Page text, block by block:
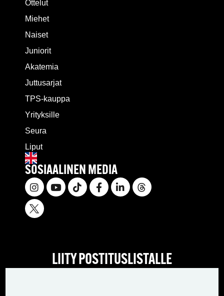
Ottelut
Miehet
Naiset
Juniorit
Akatemia
Juttusarjat
TPS-kauppa
Yrityksille
Seura
Liput
SOSIAALINEN MEDIA
LIITY POSTITUSLISTALLE